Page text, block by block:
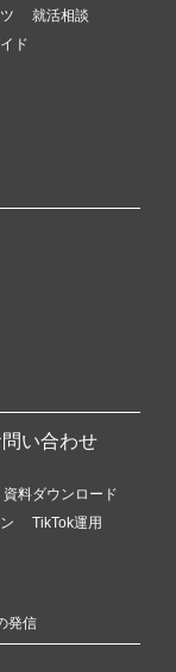
就活相談
ド
い合わせ
資料ダウンロード
TikTok運用
発信